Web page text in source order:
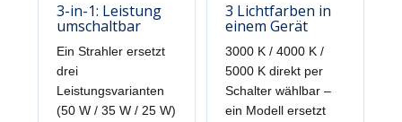
3-in-1: Leistung
umschaltbar
Ein Strahler ersetzt
drei
Leistungsvarianten
(50 W / 35 W / 25 W)
3 Lichtfarben in
einem Gerät
3000 K / 4000 K /
5000 K direkt per
Schalter wählbar –
ein Modell ersetzt